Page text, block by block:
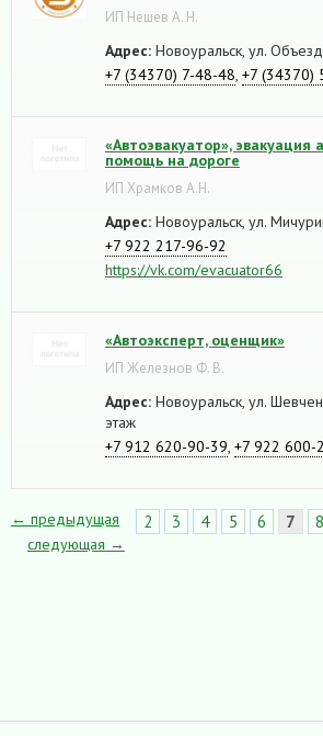
ИП Нешев А. Н.
Адрес: Новоуральск, ул.
+7 (34370) 7-48-48 +7 (34370)
«Автоэвакуатор», эвакуация
помощь на дороге
ИП Храмков А.Н.
Адрес: Новоуральск, ул.
+7 922 217-96-92
https://vk.com/evacuator66
«Автоэксперт, оценщик»
ИП Железнов Ф. В.
Адрес: Новоуральск, ул.
этаж
+7 912 620-90-39 +7 922 600-
← предыдущая 2 3 4 5 6 7 8
следующая →